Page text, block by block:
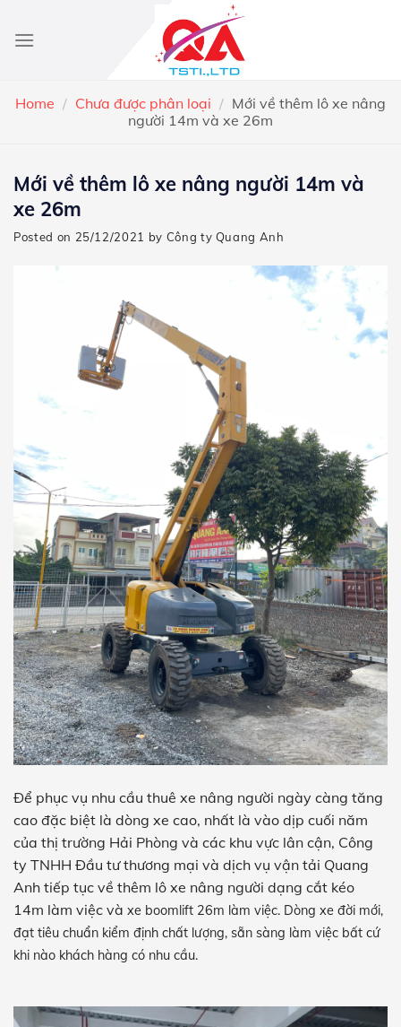
Home / Chưa được phân loại / Mới về thêm lô xe nâng
người 14m và xe 26m
Mới về thêm lô xe nâng người 14m và
xe 26m
Posted on 25/12/2021 by Công ty Quang Anh
Để phục vụ nhu cầu thuê xe nâng người ngày càng tăng
cao đặc biệt là dòng xe cao, nhất là vào dịp cuối năm
của thị trường Hải Phòng và các khu vực lân cận, Công
ty TNHH Đầu tư thương mại và dịch vụ vận tải Quang
Anh tiếp tục về thêm lô xe nâng người dạng cắt kéo
14m làm việc và xe boomlift 26m làm việc. Dòng xe đời mới,
đạt tiêu chuẩn kiểm định chất lượng, sẵn sàng làm việc bất cứ
khi nào khách hàng có nhu cầu.